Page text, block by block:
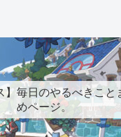
】毎日のやるべきこと
めページ。